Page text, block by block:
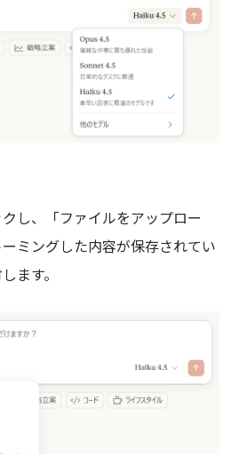
クし、「ファイルをアップロー
ミングした内容が保存されてい
ます。